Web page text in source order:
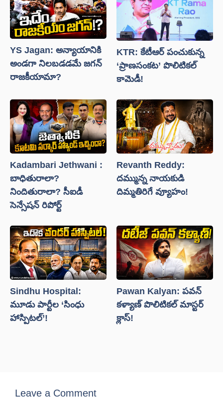
YS Jagan: అన్యాయానికి
అండగా నిలబడడమే జగన్
రాజకీయామా?
KTR: కేటీఆర్ పంచుకున్న
‘ప్రాణసంకట’ పొలిటికల్
కామెడీ!
Kadambari Jethwani :
బాధితురాలా?
నిందితురాలా? సీఐడీ
సెన్సేషన్ రిపోర్ట్
Revanth Reddy:
దమ్మున్న నాయకుడి
దిమ్మతిరిగే వ్యూహం!
Sindhu Hospital:
మూడు పార్టీల ‘సింధు
హాస్పిటల్’!
Pawan Kalyan: పవన్
కళ్యాణ్ పొలిటికల్ మాస్టర్
క్లాస్!
Leave a Comment